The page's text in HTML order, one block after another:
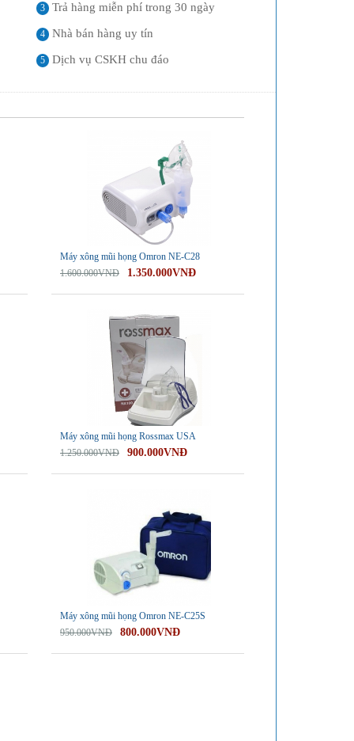
3 Trả hàng miễn phí trong 30 ngày
4 Nhà bán hàng uy tín
5 Dịch vụ CSKH chu đáo
Máy xông mũi họng Omron NE-C28
1.600.000VNĐ
1.350.000VNĐ
Máy xông mũi họng Rossmax USA
1.250.000VNĐ
900.000VNĐ
Máy xông mũi họng Omron NE-C25S
950.000VNĐ
800.000VNĐ